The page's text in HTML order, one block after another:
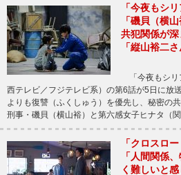
「今夜もシ
「磯貝（横
共犯関係が深
「縦山裕二
「今夜もシリ
西テレビ／フジテレビ系）の第6話が5日に
よりも復讐（ふくしゅう）を優先し、秘密の
刑事・磯貝（横山裕）と第六感女子ヒナタ（
「クロスロ
「人間関係
く難しいと